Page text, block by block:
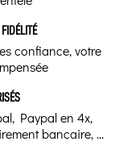
confiance, votre
Paypal en 4x,
bancaire, ...